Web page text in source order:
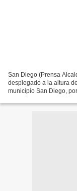
San Diego (Prensa
desplegado a la altura
municipio San Diego,